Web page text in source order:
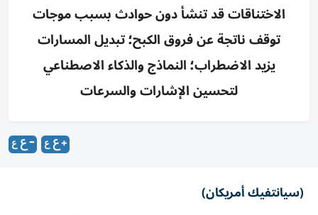
الاختناقات قد تنشأ دون حوادث بسبب موجات
توقف ناتجة عن فروق الكبح؛ تبديل المسارات
يزيد الاضطراب؛ النماذج والذكاء الاصطناعي
لتحسين الإشارات والسرعات
(سيانتفيك أمريكان)